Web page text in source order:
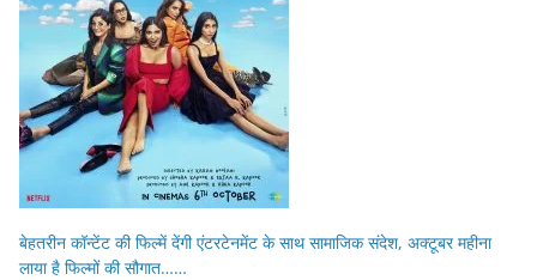
बेहतरीन कॉन्टेंट की फिल्में देंगी एंटरटेनमेंट के साथ सामाजिक संदेश, अक्टूबर महीना
लाया है फिल्मों की सौगात……